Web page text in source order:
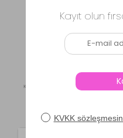
| 09.09.2025 |
Daha
Kaynak: Trendyol
Ürün